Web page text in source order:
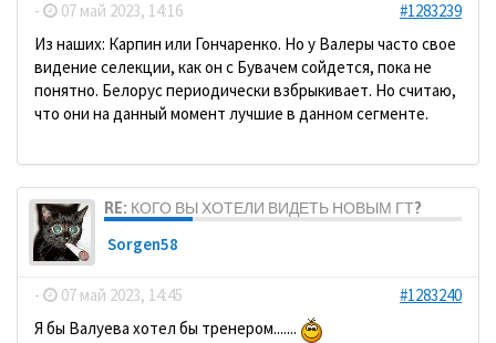
- 07 май 2023, 14:16
#1283239
Из наших: Карпин или Гончаренко. Но у Валеры часто свое
видение селекции, как он с Бувачем сойдется, пока не
понятно. Белорус периодически взбрыкивает. Но считаю,
что они на данный момент лучшие в данном сегменте.
RE: КОГО ВЫ ХОТЕЛИ ВИДЕТЬ НОВЫМ ГТ?
Sorgen58
- 07 май 2023, 14:45
#1283240
Я бы Валуева хотел бы тренером.......